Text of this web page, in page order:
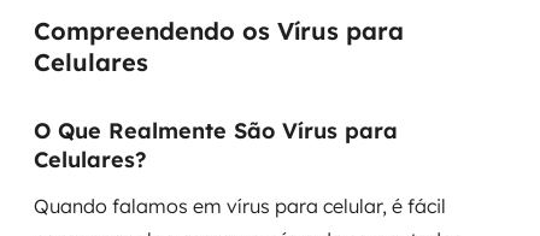
Billing Cloud
Gestão de infraestrutura
Escalar com segurança
Pentest
Compreendendo os Vírus para
Celulares
O Que Realmente São Vírus para
Celulares?
Quando falamos em vírus para celular, é fácil